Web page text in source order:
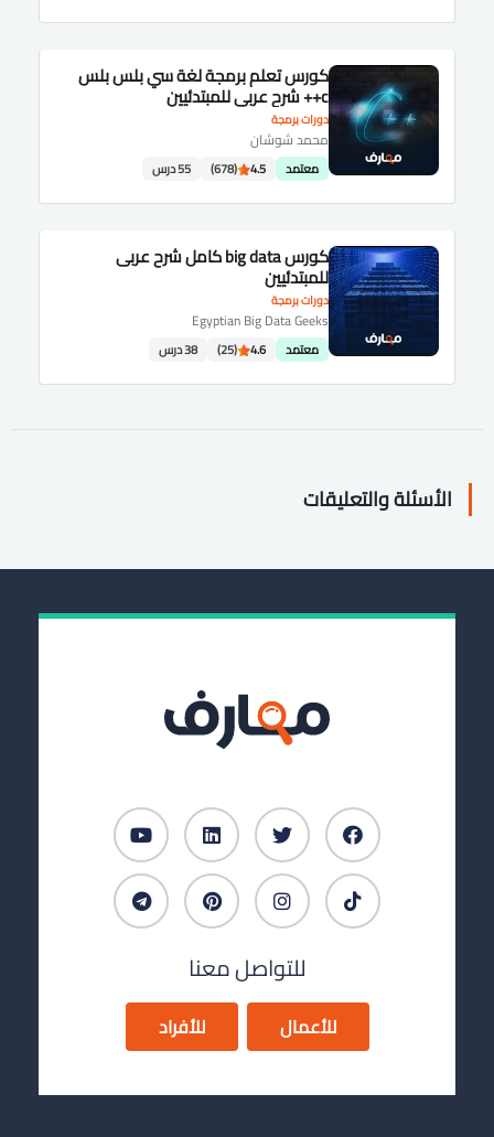
دورات برمجة
كورس تعلم برمجة لغة سي بلس بلس
c++ شرح عربى للمبتدئيين
محمد شوشان
معتمد 4.5
(678) 55 درس
دورات برمجة
كورس big data كامل شرح عربى
للمبتدئيين
Egyptian Big Data Geeks
معتمد 4.6
(25) 38 درس
الأسئلة والتعليقات
للتواصل معنا
للأعمال للأفراد